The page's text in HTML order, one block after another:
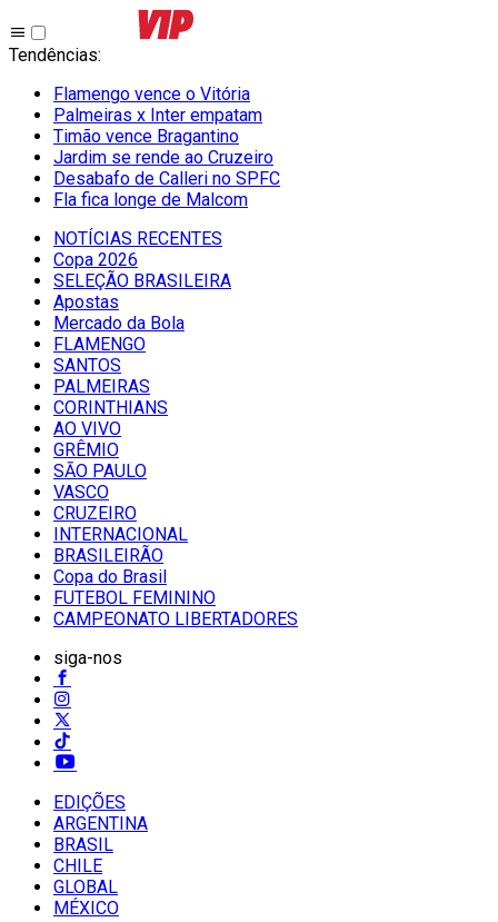
Tendências:
Flamengo vence o Vitória
Palmeiras x Inter empatam
Timão vence Bragantino
Jardim se rende ao Cruzeiro
Desabafo de Calleri no SPFC
Fla fica longe de Malcom
NOTÍCIAS RECENTES
Copa 2026
SELEÇÃO BRASILEIRA
Apostas
Mercado da Bola
FLAMENGO
SANTOS
PALMEIRAS
CORINTHIANS
AO VIVO
GRÊMIO
SĀO PAULO
VASCO
CRUZEIRO
INTERNACIONAL
BRASILEIRÃO
Copa do Brasil
FUTEBOL FEMININO
CAMPEONATO LIBERTADORES
siga-nos
EDIÇÕES
ARGENTINA
BRASIL
CHILE
GLOBAL
MÉXICO